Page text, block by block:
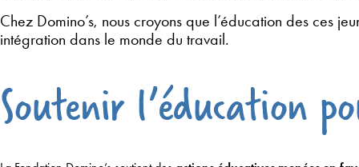
Chez Domino’s, nous croyons que l’éducation des ces
intégration dans le monde du travail.